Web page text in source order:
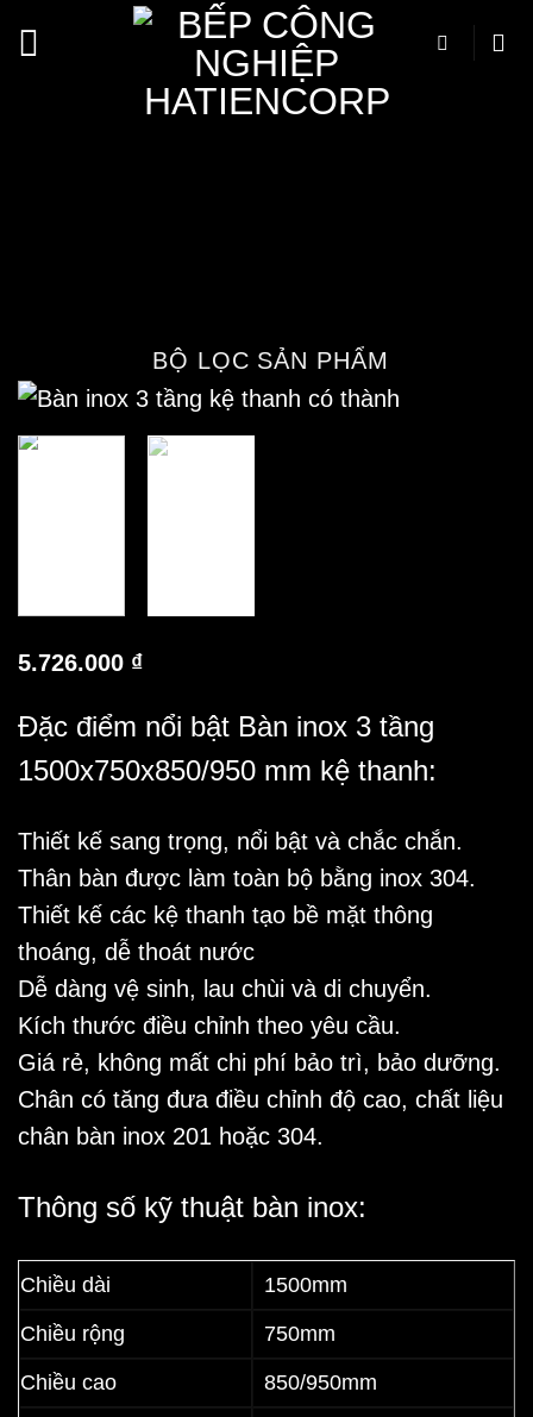
qua
Bàn inox 3 tầng
BỘ LỌC SẢN PHẨM
5.726.000 ₫
Đặc điểm nổi bật Bàn inox 3 tầng
1500x750x850/950 mm kệ thanh:
Thiết kế sang trọng, nổi bật và chắc chắn.
Thân bàn được làm toàn bộ bằng inox 304.
Thiết kế các kệ thanh tạo bề mặt thông
thoáng, dễ thoát nước
Dễ dàng vệ sinh, lau chùi và di chuyển.
Kích thước điều chỉnh theo yêu cầu.
Giá rẻ, không mất chi phí bảo trì, bảo dưỡng.
Chân có tăng đưa điều chỉnh độ cao, chất liệu
chân bàn inox 201 hoặc 304.
Thông số kỹ thuật bàn inox:
Chiều dài 1500mm
Chiều rộng 750mm
Chiều cao 850/950mm